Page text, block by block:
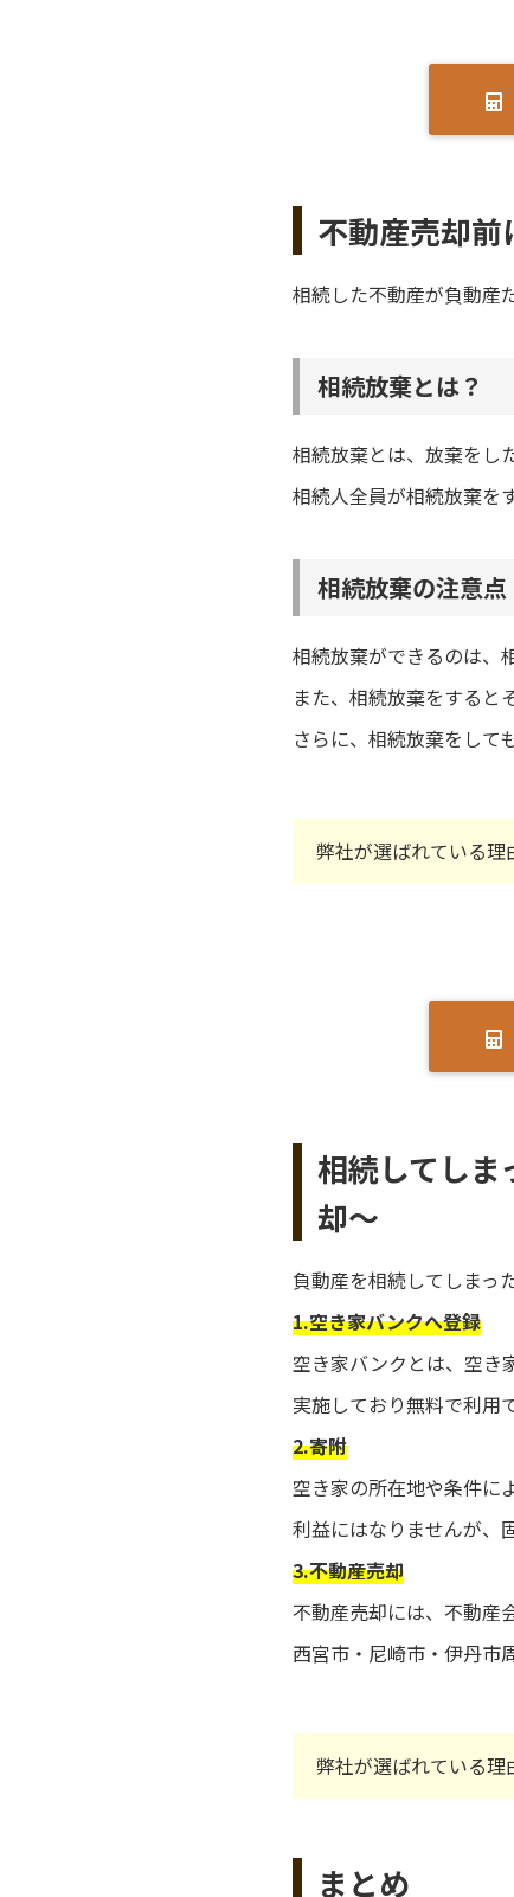
不動産売却
相続した不動産が負動産
相続放棄とは？
相続放棄とは、放棄をし
相続人全員が相続放棄を
相続放棄の注意点
相続放棄ができるのは、
また、相続放棄をすると
さらに、相続放棄をして
弊社が選ばれている理
相続してし
却～
負動産を相続してしまっ
1.空き家バンクへ登録
空き家バンクとは、空き
実施しており無料で利用
2.寄附
空き家の所在地や条件に
利益にはなりませんが、
3.不動産売却
不動産売却には、不動産
西宮市・尼崎市・伊丹市
弊社が選ばれている理
まとめ